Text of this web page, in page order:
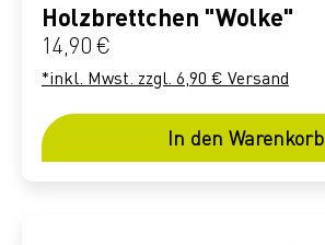
Holzbrettchen "Wolke"
Regulärer Preis:
14,90 €
*inkl. Mwst. zzgl. 6,90 € Versand
In den Warenkorb